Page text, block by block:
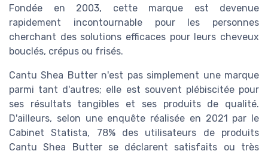
Fondée en 2003, cette marque est devenue
rapidement incontournable pour les personnes
cherchant des solutions efficaces pour leurs cheveux
bouclés, crépus ou frisés.
Cantu Shea Butter n'est pas simplement une marque
parmi tant d'autres; elle est souvent plébiscitée pour
ses résultats tangibles et ses produits de qualité.
D'ailleurs, selon une enquête réalisée en 2021 par le
Cabinet Statista, 78% des utilisateurs de produits
Cantu Shea Butter se déclarent satisfaits ou très